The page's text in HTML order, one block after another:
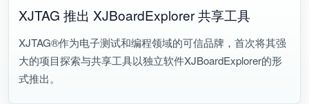
XJTAG 推出 XJBoardExplorer 共享工具
XJTAG®作为电子测试和编程领域的可信品牌，首次将其强
大的项目探索与共享工具以独立软件XJBoardExplorer的形
式推出。